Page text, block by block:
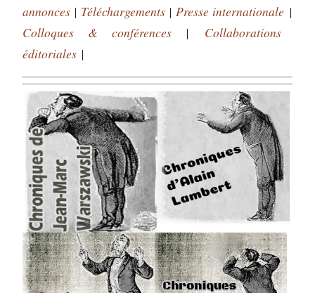
annonces | Téléchargements | Presse internationale|
Colloques & conférences | Collaborations
éditoriales |